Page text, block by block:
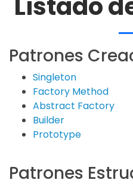
Patrones
Singleton
Factory Method
Abstract Factory
Builder
Prototype
Patrones